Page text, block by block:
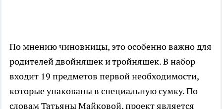
По мнению чиновницы, это особенно важно для
родителей двойняшек и тройняшек. В набор
входит 19 предметов первой необходимости,
которые упакованы в специальную сумку. По
словам Татьяны Майковой, проект является